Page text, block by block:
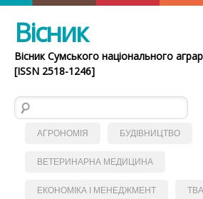
Вісник
Вісник Сумського національного
[ISSN 2518-1246]
Пошук:
АГРОНОМІЯ БУДІВНИЦТВО
ВЕТЕРИНАРНА МЕДИЦИНА
ЕКОНОМІКА І МЕНЕДЖМЕНТ